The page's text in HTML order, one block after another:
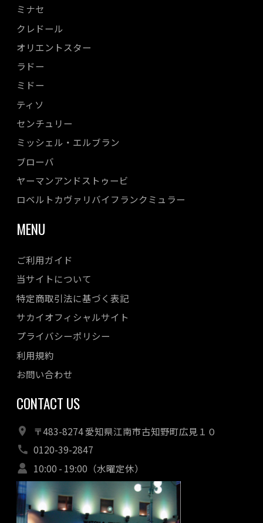
ミナセ
クレドール
オリエントスター
ラドー
ミドー
ティソ
センチュリー
ミッシェル・エルブラン
ブローバ
ヤーマンアンドストゥービ
ロベルトカヴァリバイフランクミュラー
MENU
ご利用ガイド
当サイトについて
特定商取引法に基づく表記
サカイオフィシャルサイト
プライバシーポリシー
利用規約
お問い合わせ
CONTACT US
〒483-8274 愛知県江南市古知野町広見１０
0120-39-2847
10:00 - 19:00（水曜定休）